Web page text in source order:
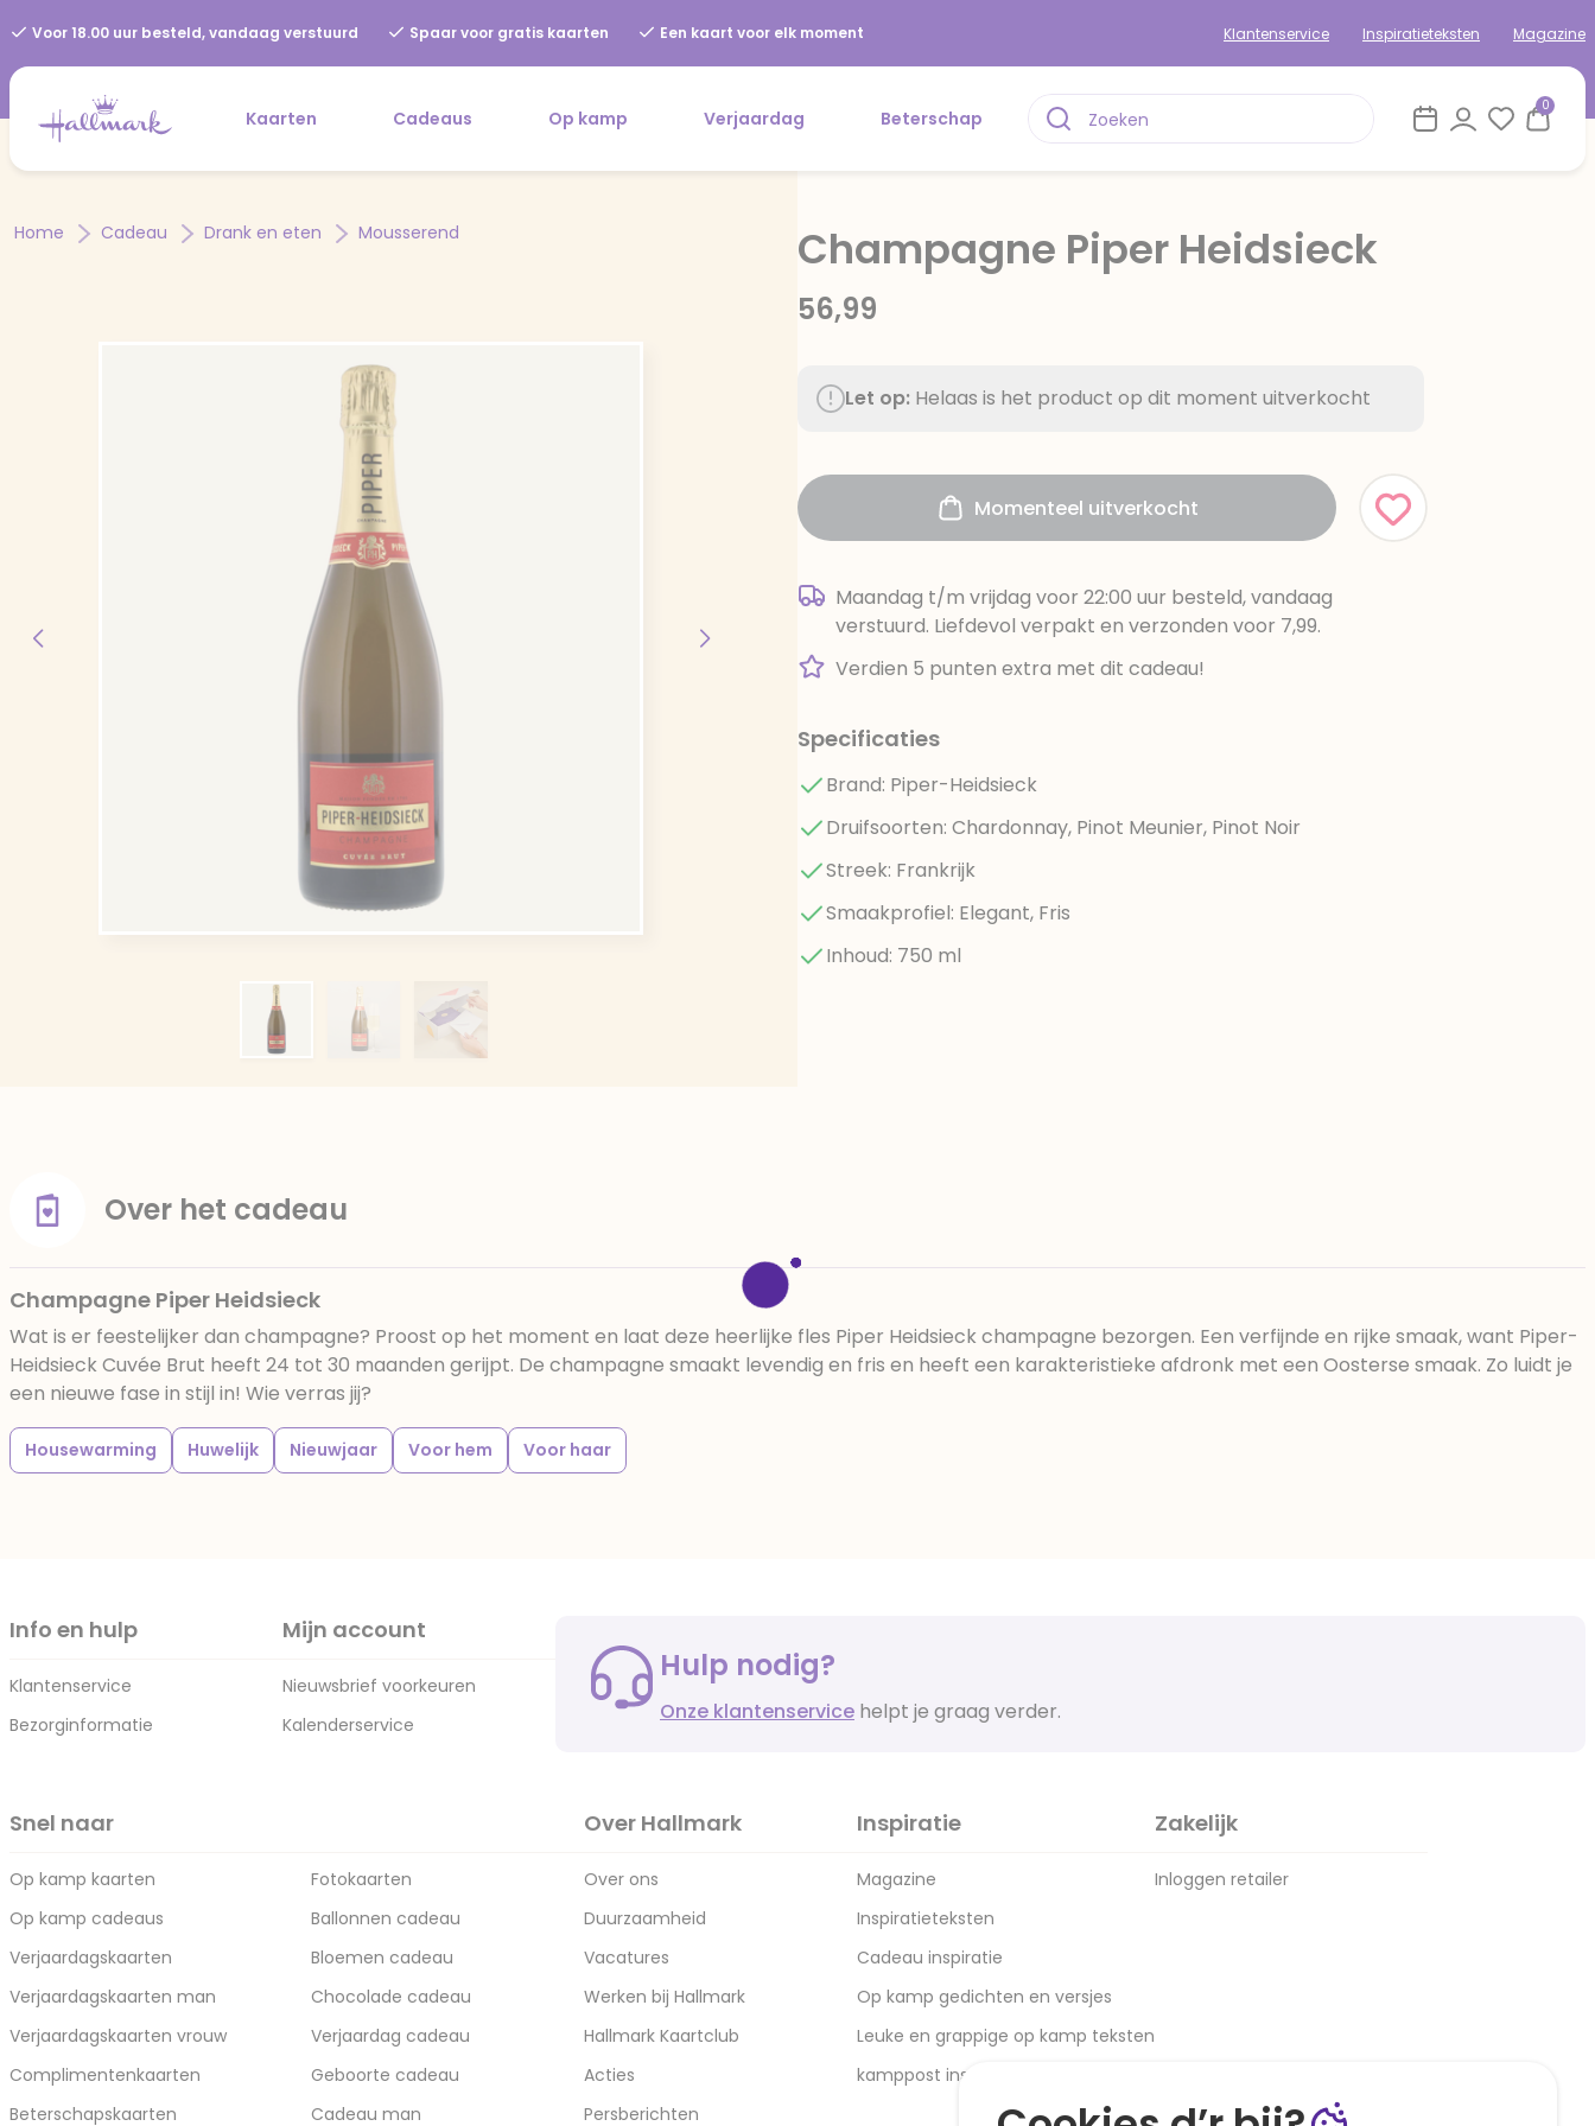
Voor 18.00 uur besteld, vandaag verstuurd Spaar voor gratis kaarten Een kaart voor elk moment Klantenservice Inspiratieteksten Magazine
Kaarten Cadeaus Op kamp Verjaardag Beterschap
0
Home Cadeau Drank en eten Mousserend Champagne Piper Heidsieck
56,99
Let op: Helaas is het product op dit moment uitverkocht
Momenteel uitverkocht
Maandag t/m vrijdag voor 22:00 uur besteld, vandaag
verstuurd. Liefdevol verpakt en verzonden voor 7,99.
Verdien 5 punten extra met dit cadeau!
Specificaties
Brand: Piper-Heidsieck
Druifsoorten: Chardonnay, Pinot Meunier, Pinot Noir
Streek: Frankrijk
Smaakprofiel: Elegant, Fris
Inhoud: 750 ml
Over het cadeau
Champagne Piper Heidsieck
Wat is er feestelijker dan champagne? Proost op het moment en laat deze heerlijke fles Piper Heidsieck champagne bezorgen. Een verfijnde en rijke smaak, want Piper-
Heidsieck Cuvée Brut heeft 24 tot 30 maanden gerijpt. De champagne smaakt levendig en fris en heeft een karakteristieke afdronk met een Oosterse smaak. Zo luidt je
een nieuwe fase in stijl in! Wie verras jij?
Housewarming Huwelijk Nieuwjaar Voor hem Voor haar
Info en hulp
Klantenservice
Bezorginformatie
Mijn account
Nieuwsbrief voorkeuren
Kalenderservice
Hulp nodig?
Onze klantenservice helpt je graag verder.
Snel naar
Op kamp kaarten
Op kamp cadeaus
Verjaardagskaarten
Verjaardagskaarten man
Verjaardagskaarten vrouw
Complimentenkaarten
Beterschapskaarten
Fotokaarten
Ballonnen cadeau
Bloemen cadeau
Chocolade cadeau
Verjaardag cadeau
Geboorte cadeau
Cadeau man
Over Hallmark
Over ons
Duurzaamheid
Vacatures
Werken bij Hallmark
Hallmark Kaartclub
Acties
Persberichten
Inspiratie
Magazine
Inspiratieteksten
Cadeau inspiratie
Op kamp gedichten en versjes
Leuke en grappige op kamp teksten
kamppost inspiratie
Zakelijk
Inloggen retailer